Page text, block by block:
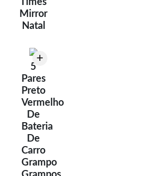
Times
Mirror
Natal
+
5
Pares
Preto
Vermelho
De
Bateria
De
Carro
Grampo